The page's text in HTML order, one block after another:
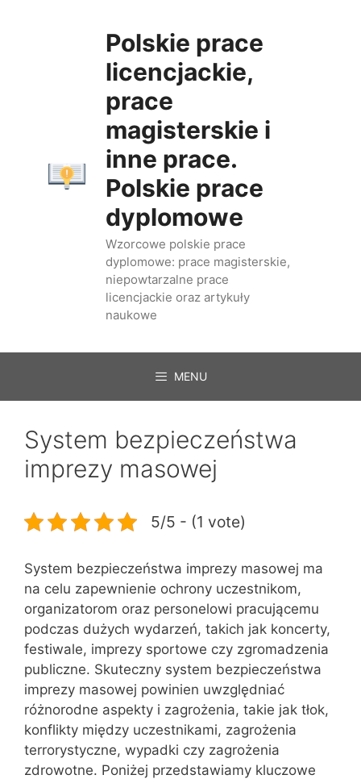
Polskie prace
licencjackie,
prace
magisterskie i
inne prace.
Polskie prace
dyplomowe
Wzorcowe polskie prace
dyplomowe: prace magisterskie,
niepowtarzalne prace
licencjackie oraz artykuły
naukowe
MENU
System bezpieczeństwa
imprezy masowej
5/5 - (1 vote)
System bezpieczeństwa imprezy masowej ma
na celu zapewnienie ochrony uczestnikom,
organizatorom oraz personelowi pracującemu
podczas dużych wydarzeń, takich jak koncerty,
festiwale, imprezy sportowe czy zgromadzenia
publiczne. Skuteczny system bezpieczeństwa
imprezy masowej powinien uwzględniać
różnorodne aspekty i zagrożenia, takie jak tłok,
konflikty między uczestnikami, zagrożenia
terrorystyczne, wypadki czy zagrożenia
zdrowotne. Poniżej przedstawiamy kluczowe